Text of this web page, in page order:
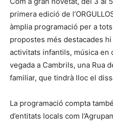
primera edició de
àmplia programació per a
propostes més destacades
activitats infantils, música en
vegada a Cambrils, una Rua
familiar, que tindrà lloc el
La programació compta
d’entitats locals com